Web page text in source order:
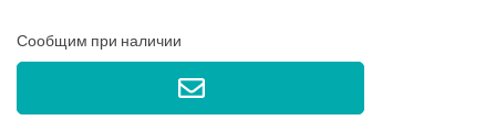
Сообщим при наличии